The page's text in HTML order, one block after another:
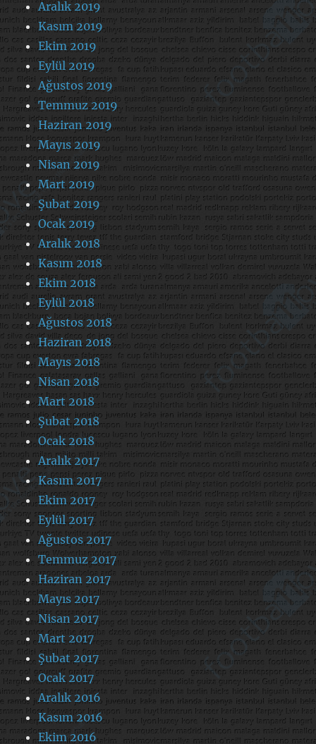
Aralık 2019
Kasım 2019
Ekim 2019
Eylül 2019
Ağustos 2019
Temmuz 2019
Haziran 2019
Mayıs 2019
Nisan 2019
Mart 2019
Şubat 2019
Ocak 2019
Aralık 2018
Kasım 2018
Ekim 2018
Eylül 2018
Ağustos 2018
Haziran 2018
Mayıs 2018
Nisan 2018
Mart 2018
Şubat 2018
Ocak 2018
Aralık 2017
Kasım 2017
Ekim 2017
Eylül 2017
Ağustos 2017
Temmuz 2017
Haziran 2017
Mayıs 2017
Nisan 2017
Mart 2017
Şubat 2017
Ocak 2017
Aralık 2016
Kasım 2016
Ekim 2016